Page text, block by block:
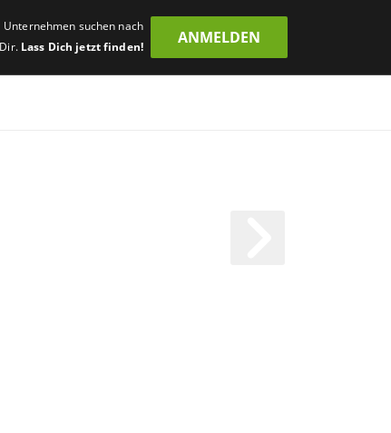
Unternehmen suchen nach
Dir. Lass Dich jetzt finden!
ANMELDEN